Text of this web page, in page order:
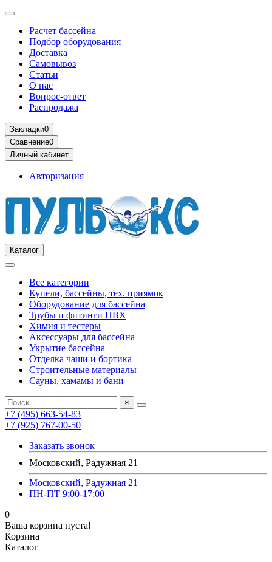
Расчет бассейна
Подбор оборудования
Доставка
Самовывоз
Статьи
О нас
Вопрос-ответ
Распродажа
Закладки0
Сравнение0
Личный кабинет
Авторизация
Каталог
Все категории
Купели, бассейны, тех. приямок
Оборудование для бассейна
Трубы и фитинги ПВХ
Химия и тестеры
Аксессуары для бассейна
Укрытие бассейна
Отделка чаши и бортика
Строительные материалы
Сауны, хамамы и бани
×
+7 (495) 663-54-83
+7 (925) 767-00-50
Заказать звонок
Московский, Радужная 21
Московский, Радужная 21
ПН-ПТ 9:00-17:00
0
Ваша корзина пуста!
Корзина
Каталог